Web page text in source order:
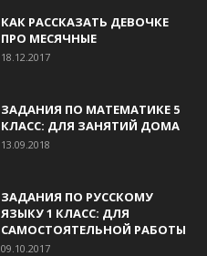
КАК РАССКАЗАТЬ ДЕВОЧКЕ
ПРО МЕСЯЧНЫЕ
18.12.2017
ЗАДАНИЯ ПО МАТЕМАТИКЕ 5
КЛАСС: ДЛЯ ЗАНЯТИЙ ДОМА
13.09.2018
ЗАДАНИЯ ПО РУССКОМУ
ЯЗЫКУ 1 КЛАСС: ДЛЯ
САМОСТОЯТЕЛЬНОЙ РАБОТЫ
09.10.2017